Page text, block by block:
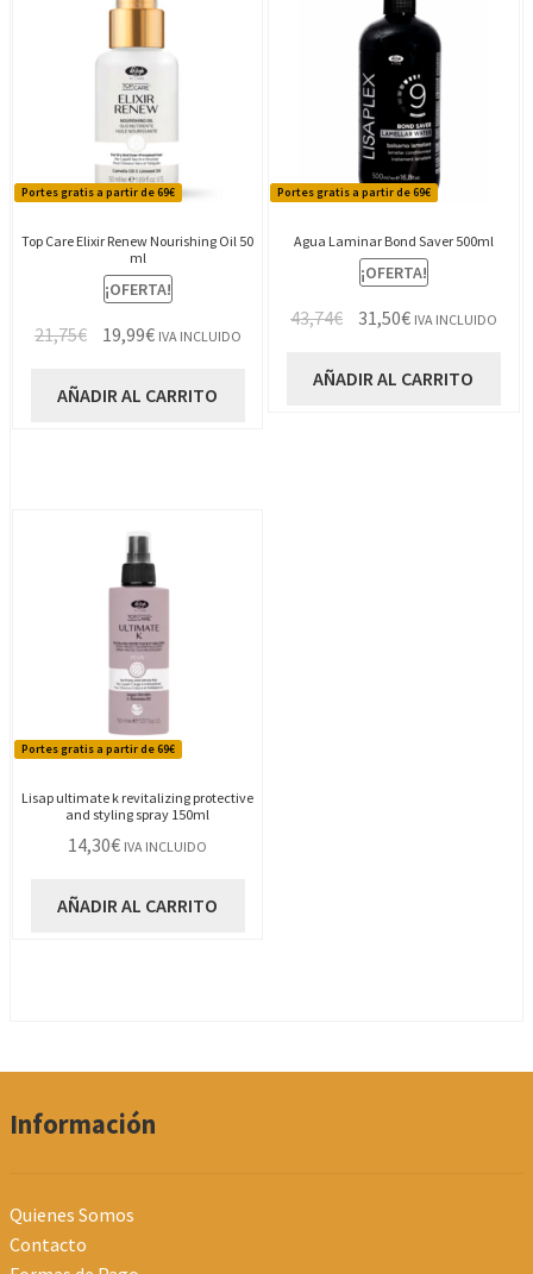
Portes gratis a partir de 69€
Top Care Elixir Renew Nourishing Oil 50
ml
¡OFERTA!
21,75€ El
original
19,99€El
actual
IVA INCLUIDO
AÑADIR AL CARRITO
Portes gratis a partir de 69€
Agua Laminar Bond Saver 500ml
¡OFERTA!
43,74€
El
original
31,50€El
actual
IVA INCLUIDO
AÑADIR AL CARRITO
Portes gratis a partir de 69€
Lisap ultimate k revitalizing protective
and styling spray 150ml
14,30€ IVA INCLUIDO
AÑADIR AL CARRITO
Información
Quienes Somos
Contacto